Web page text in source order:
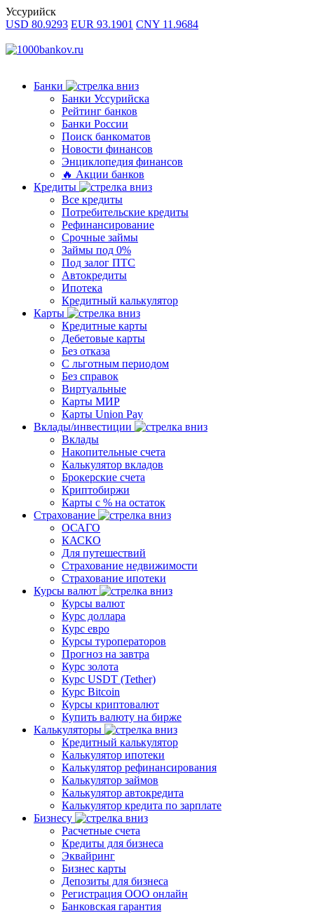
Уссурийск
USD 80.9293 EUR 93.1901 CNY 11.9684
Банки
Банки Уссурийска
Рейтинг банков
Банки России
Поиск банкоматов
Новости финансов
Энциклопедия финансов
🔥 Акции банков
Кредиты
Все кредиты
Потребительские кредиты
Рефинансирование
Срочные займы
Займы под 0%
Под залог ПТС
Автокредиты
Ипотека
Кредитный калькулятор
Карты
Кредитные карты
Дебетовые карты
Без отказа
С льготным периодом
Без справок
Виртуальные
Карты МИР
Карты Union Pay
Вклады/инвестиции
Вклады
Накопительные счета
Калькулятор вкладов
Брокерские счета
Криптобиржи
Карты с % на остаток
Страхование
ОСАГО
КАСКО
Для путешествий
Страхование недвижимости
Страхование ипотеки
Курсы валют
Курсы валют
Курс доллара
Курс евро
Курсы туроператоров
Прогноз на завтра
Курс золота
Курс USDT (Tether)
Курс Bitcoin
Курсы криптовалют
Купить валюту на бирже
Калькуляторы
Кредитный калькулятор
Калькулятор ипотеки
Калькулятор рефинансирования
Калькулятор займов
Калькулятор автокредита
Калькулятор кредита по зарплате
Бизнесу
Расчетные счета
Кредиты для бизнеса
Эквайринг
Бизнес карты
Депозиты для бизнеса
Регистрация ООО онлайн
Банковская гарантия